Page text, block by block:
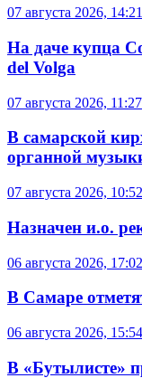
07 августа 2026, 14:21
На даче купца
del Volga
07 августа 2026, 11:27
В самарской
органной
07 августа 2026, 10:52
Назначен и.о.
06 августа 2026, 17:02
В Самаре
06 августа 2026, 15:54
В «Бутылисте»